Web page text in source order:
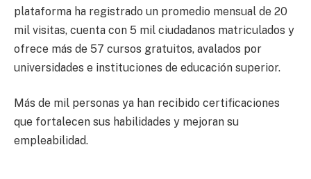
plataforma ha registrado un promedio mensual de 20
mil visitas, cuenta con 5 mil ciudadanos matriculados y
ofrece más de 57 cursos gratuitos, avalados por
universidades e instituciones de educación superior.
Más de mil personas ya han recibido certificaciones
que fortalecen sus habilidades y mejoran su
empleabilidad.